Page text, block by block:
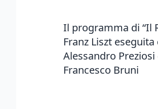
Il programma di “Il
Franz Liszt
Alessandro
Francesco Bruni